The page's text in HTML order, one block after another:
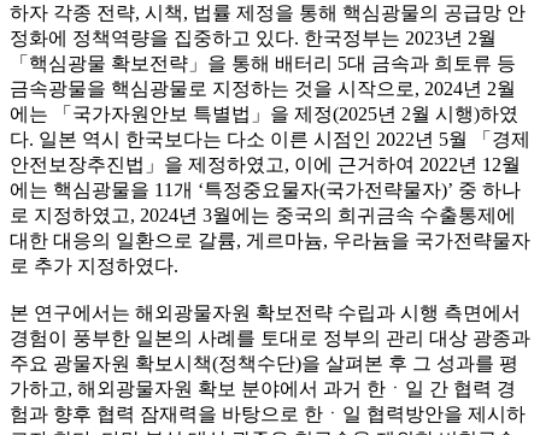
하자 각종 전략, 시책, 법률 제정을 통해 핵심광물의 공급망 안
정화에 정책역량을 집중하고 있다. 한국정부는 2023년 2월
「핵심광물 확보전략」을 통해 배터리 5대 금속과 희토류 등
금속광물을 핵심광물로 지정하는 것을 시작으로, 2024년 2월
에는 「국가자원안보 특별법」을 제정(2025년 2월 시행)하였
다. 일본 역시 한국보다는 다소 이른 시점인 2022년 5월 「경제
안전보장추진법」을 제정하였고, 이에 근거하여 2022년 12월
에는 핵심광물을 11개 ‘특정중요물자(국가전략물자)’ 중 하나
로 지정하였고, 2024년 3월에는 중국의 희귀금속 수출통제에
대한 대응의 일환으로 갈륨, 게르마늄, 우라늄을 국가전략물자
로 추가 지정하였다.
본 연구에서는 해외광물자원 확보전략 수립과 시행 측면에서
경험이 풍부한 일본의 사례를 토대로 정부의 관리 대상 광종과
주요 광물자원 확보시책(정책수단)을 살펴본 후 그 성과를 평
가하고, 해외광물자원 확보 분야에서 과거 한ㆍ일 간 협력 경
험과 향후 협력 잠재력을 바탕으로 한ㆍ일 협력방안을 제시하